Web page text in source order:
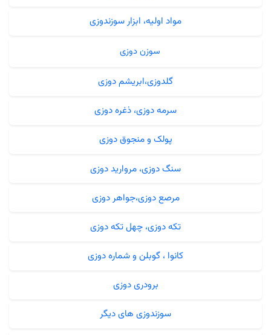
مواد اولیه، ابزار سوزندوزی
سوزن دوزی
گلدوزی،ابریشم دوزی
سرمه دوزی، ذغره دوزی
پولک و منجوق دوزی
سنگ دوزی، مروارید دوزی
مرصع دوزی،جواهر دوزی
تکه دوزی، چهل تکه دوزی
کانوا ، گوبلن و شماره دوزی
برودری دوزی
سوزندوزی های دیگر